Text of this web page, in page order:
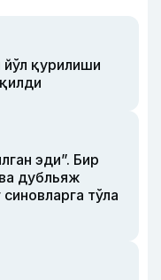
қурилиши
эди”. Бир
дубльяж
тўла